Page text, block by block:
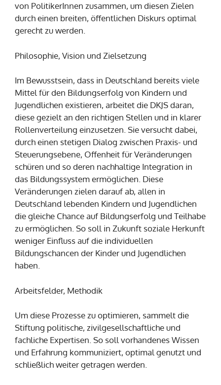
von PolitikerInnen zusammen, um diesen Zielen
durch einen breiten, öffentlichen Diskurs optimal
gerecht zu werden.
Philosophie, Vision und Zielsetzung
Im Bewusstsein, dass in Deutschland bereits viele
Mittel für den Bildungserfolg von Kindern und
Jugendlichen existieren, arbeitet die DKJS daran,
diese gezielt an den richtigen Stellen und in klarer
Rollenverteilung einzusetzen. Sie versucht dabei,
durch einen stetigen Dialog zwischen Praxis- und
Steuerungsebene, Offenheit für Veränderungen
schüren und so deren nachhaltige Integration in
das Bildungssystem ermöglichen. Diese
Veränderungen zielen darauf ab, allen in
Deutschland lebenden Kindern und Jugendlichen
die gleiche Chance auf Bildungserfolg und Teilhabe
zu ermöglichen. So soll in Zukunft soziale Herkunft
weniger Einfluss auf die individuellen
Bildungschancen der Kinder und Jugendlichen
haben.
Arbeitsfelder, Methodik
Um diese Prozesse zu optimieren, sammelt die
Stiftung politische, zivilgesellschaftliche und
fachliche Expertisen. So soll vorhandenes Wissen
und Erfahrung kommuniziert, optimal genutzt und
schließlich weiter getragen werden.